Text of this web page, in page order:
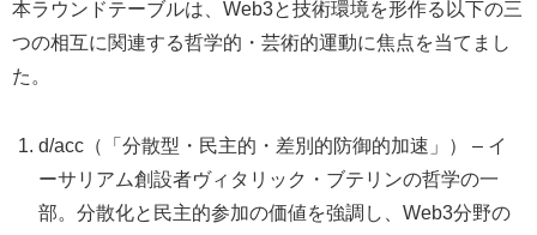
本ラウンドテーブルは、Web3と技術環境を形作る以下の三
つの相互に関連する哲学的・芸術的運動に焦点を当てまし
た。
d/acc（「分散型・民主的・差別的防御的加速」） – イ
ーサリアム創設者ヴィタリック・ブテリンの哲学の一
部。分散化と民主的参加の価値を強調し、Web3分野の